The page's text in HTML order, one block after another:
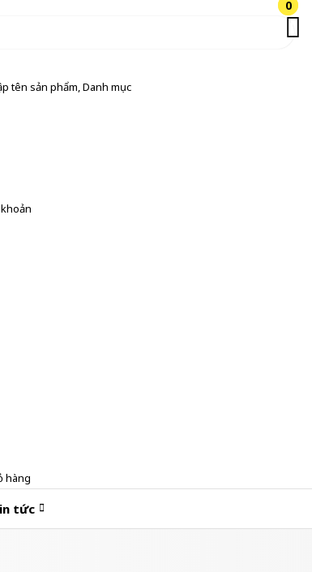
tên sản phẩm, Danh mục
0
0
hàng
tức